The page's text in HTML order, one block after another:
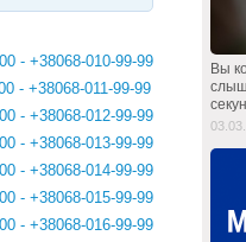
- +38068-010-99-99
- +38068-011-99-99
- +38068-012-99-99
- +38068-013-99-99
- +38068-014-99-99
- +38068-015-99-99
- +38068-016-99-99
Вы